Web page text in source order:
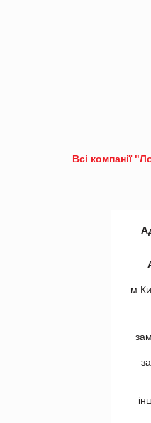
Всі компанії